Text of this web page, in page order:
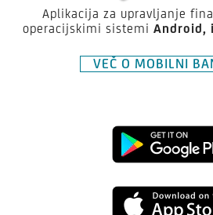
Aplikacija za upravljanje
operacijskimi sistemi Android,
VEČ O MOBILNI